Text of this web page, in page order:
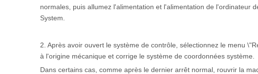
normales, puis allumez l'alimentation et l'alimentation de l'ordinateur
System.
2. Après avoir ouvert le système de contrôle, sélectionnez le menu
à l'origine mécanique et corrige le système de coordonnées système.
Dans certains cas, comme après le dernier arrêt normal, rouvrir la